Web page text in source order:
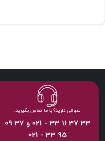
سوالی دارید؟ با ما تماس بگیرید.
33 37 11 33 - 021 و 37 09
95 33 - 021